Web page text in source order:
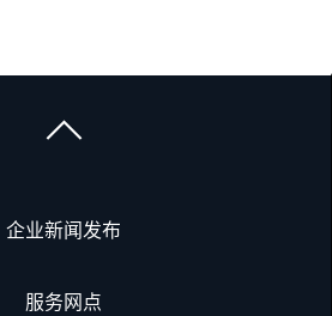
企业新闻发布
服务网点